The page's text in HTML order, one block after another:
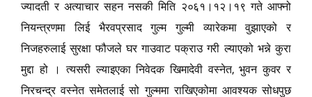
ज्यादती र अत्याचार सहन नसकी मिति २०६१।१२।१९ गते आफ्नो
नियन्त्रणमा लिई भैरवप्रसाद गुल्म गुल्मी व्यारेकमा वुझाएको र
निजहरुलाई सुरक्षा फौजले घर गाउवाट पक्राउ गरी ल्याएको भन्ने कुरा
मुद्दा हो । त्यसरी ल्याइएका निवेदक खिमादेवी वस्नेत,भुवन कुवर र
निरचन्द्र वस्नेत समेतलाई सो गुल्ममा राखिएकोमा आवश्यक सोधपुछ